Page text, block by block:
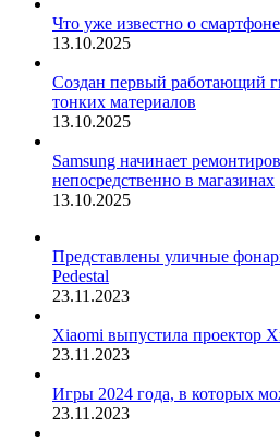
Что уже известно о
13.10.2025
Создан первый работающий
тонких материалов
13.10.2025
Samsung начинает
непосредственно в магазинах
13.10.2025
Представлены уличные
Pedestal
23.11.2023
Xiaomi выпустила проектор
23.11.2023
Игры 2024 года, в которых
23.11.2023